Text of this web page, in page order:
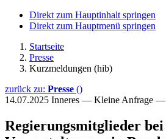
Direkt zum Hauptinhalt springen
Direkt zum Hauptmenü springen
Startseite
Presse
Kurzmeldungen (hib)
zurück zu: Presse ()
14.07.2025 Inneres — Kleine Anfrage —
Regierungsmitglieder bei